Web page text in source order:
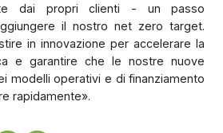
dai propri clienti - un passo
il nostro net zero target.
in innovazione per accelerare la
e garantire che le nostre nuove
modelli operativi e di finanziamento
rapidamente».